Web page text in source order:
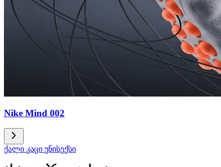
Nike Mind 002
ქალი კაცი უნისექსი